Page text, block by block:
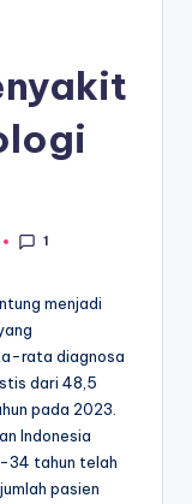
1
menjadi
rata diagnosa
dari 48,5
pada 2023.
Indonesia
34 tahun telah
pasien